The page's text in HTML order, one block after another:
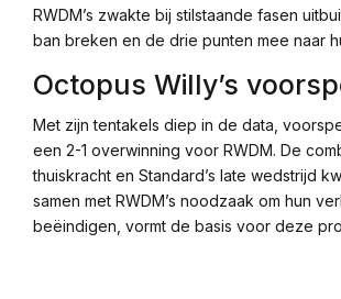
RWDM’s zwakte bij stilstaande fasen
ban breken en de drie punten mee naar
Octopus Willy’s
Met zijn tentakels diep in de data,
een 2-1 overwinning voor RWDM. De
thuiskracht en Standard’s late wedstrijd
samen met RWDM’s noodzaak om hun
beëindigen, vormt de basis voor deze